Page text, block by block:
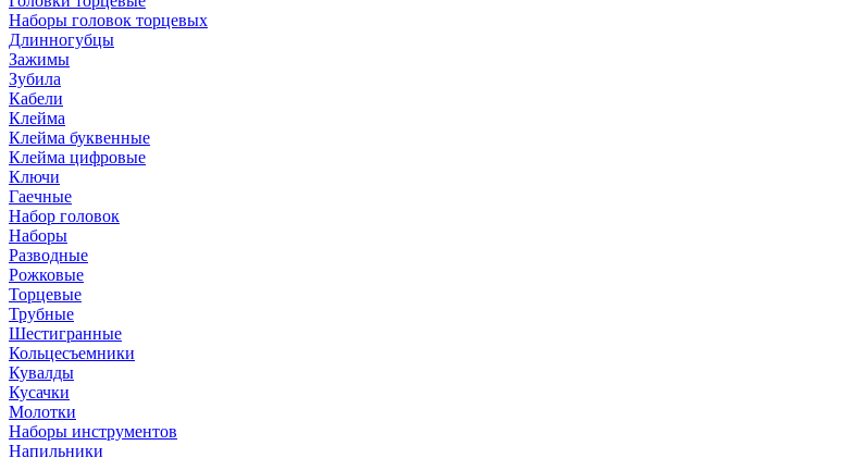
Наборы головок торцевых
Длинногубцы
Зажимы
Зубила
Кабели
Клейма
Клейма буквенные
Клейма цифровые
Ключи
Гаечные
Набор головок
Наборы
Разводные
Рожковые
Торцевые
Трубные
Шестигранные
Кольцесъемники
Кувалды
Кусачки
Молотки
Наборы инструментов
Напильники